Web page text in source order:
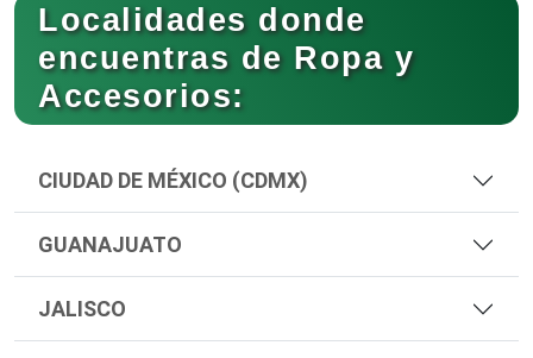
Localidades donde
encuentras de Ropa y
Accesorios:
CIUDAD DE MÉXICO (CDMX)
GUANAJUATO
JALISCO